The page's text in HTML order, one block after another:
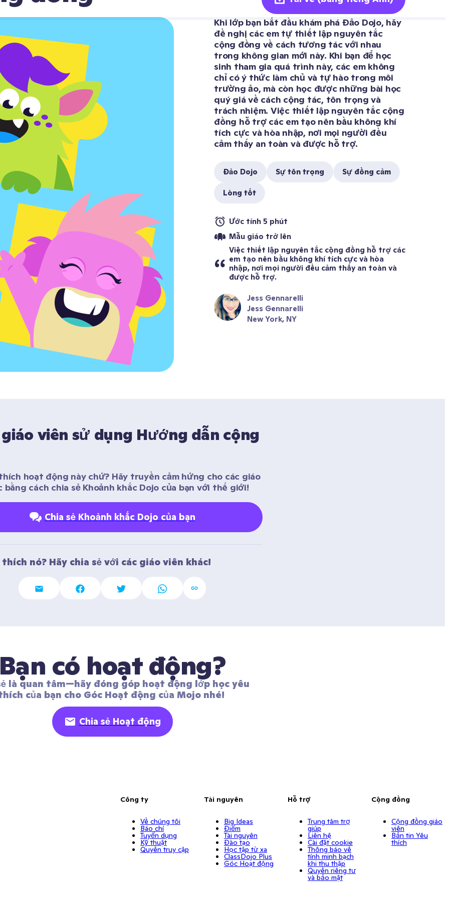
Khi lớp bạn bắt đầu khám phá Đảo Dojo, hãy
đề nghị các em tự thiết lập nguyên tắc
cộng đồng về cách tương tác với nhau
trong không gian mới này. Khi bạn để học
sinh tham gia quá trình này, các em không
chỉ có ý thức làm chủ và tự hào trong môi
trường ảo, mà còn học được những bài học
quý giá về cách cộng tác, tôn trọng và
trách nhiệm. Việc thiết lập nguyên tắc cộng
đồng hỗ trợ các em tạo nên bầu không khí
tích cực và hòa nhập, nơi mọi người đều
cảm thấy an toàn và được hỗ trợ.
Đảo Dojo Sự tôn trọng Sự đồng cảm
Lòng tốt
Ước tính 5 phút
Mẫu giáo trở lên
Việc thiết lập nguyên tắc cộng đồng hỗ trợ các
em tạo nên bầu không khí tích cực và hòa
nhập, nơi mọi người đều cảm thấy an toàn và
được hỗ trợ.
Jess Gennarelli
Jess Gennarelli
New York, NY
giáo viên sử dụng Hướng dẫn cộng
hoạt động này chứ? Hãy truyền cảm hứng cho các giáo
bằng cách chia sẻ Khoảnh khắc Dojo của bạn với thế giới!
Chia sẻ Khoảnh khắc Dojo của bạn
thích nó? Hãy chia sẻ với các giáo viên khác!
có hoạt động?
là quan tâm—hãy đóng góp hoạt động lớp học yêu
của bạn cho Góc Hoạt động của Mojo nhé!
Chia sẻ Hoạt động
Công ty
Về chúng tôi
Báo chí
Tuyển dụng
Kỹ thuật
Quyền truy cập
Tài nguyên
Big Ideas
Điểm
Tài nguyên
Đào tạo
Học tập từ xa
ClassDojo Plus
Góc Hoạt động
Hỗ trợ
Trung tâm trợ
giúp
Liên hệ
Cài đặt cookie
Thông báo về
tính minh bạch
khi thu thập
Quyền riêng tư
và bảo mật
Cộng đồng
Cộng đồng giáo
viên
Bản tin Yêu
thích